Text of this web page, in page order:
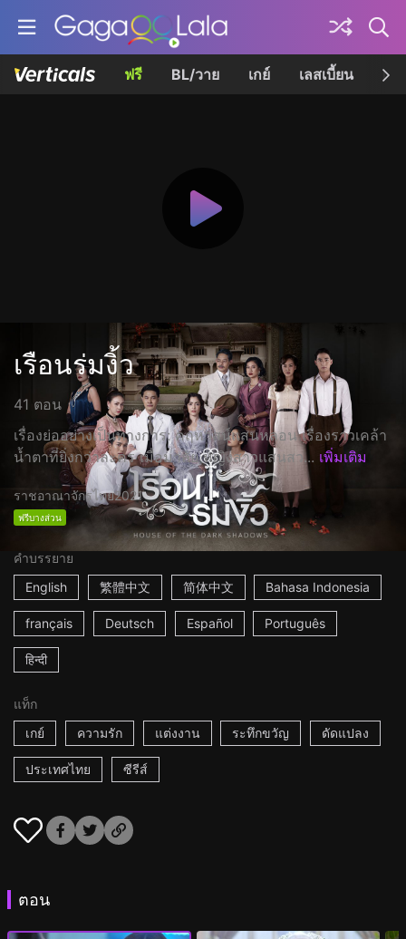
ฟรี BL/วาย เกย์ เลสเบี้ยน เค
เรือนร่มงิ้ว
41 ตอน
เรื่องย่ออย่างเป็นทางการ: คฤหาสน์แสนหลอน เรื่องราวเคล้า
น้ำตาที่ยิ่งกว่าละคร เมื่อมาลัย หญิงสาวแสนสว... เพิ่มเติม
ราชอาณาจักรไทย2021
ฟรีบางส่วน
คำบรรยาย
English
繁體中文 简体中文 Bahasa Indonesia
français Deutsch Español Português
हिन्दी
แท็ก
เกย์
ความรัก แต่งงาน ระทึกขวัญ ดัดแปลง
ประเทศไทย ซีรีส์
ตอน